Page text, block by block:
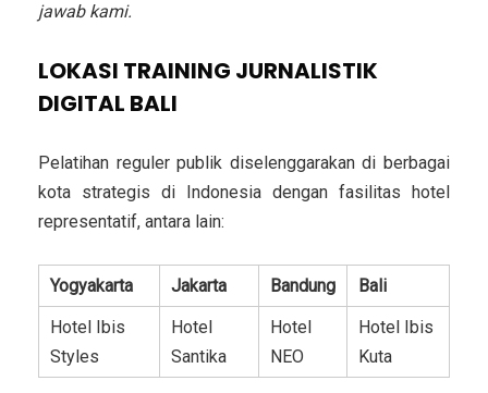
jawab kami.
LOKASI TRAINING JURNALISTIK
DIGITAL BALI
Pelatihan reguler publik diselenggarakan di berbagai
kota strategis di Indonesia dengan fasilitas hotel
representatif, antara lain:
Yogyakarta Jakarta Bandung
Bali
Hotel Ibis
Styles
Hotel
Santika
Hotel
NEO
Hotel Ibis
Kuta